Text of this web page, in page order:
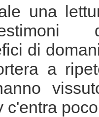
una
di
a
c'entra